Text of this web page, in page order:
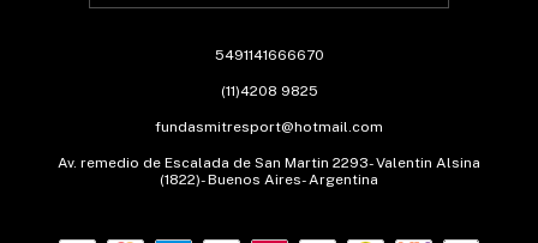
5491141666670
(11)4208 9825
fundasmitresport@hotmail.com
Av. remedio de Escalada de San Martin 2293- Valentin Alsina
(1822)- Buenos Aires- Argentina